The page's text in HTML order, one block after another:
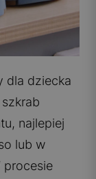
dla dziecka
najlepiej
lub w
procesie